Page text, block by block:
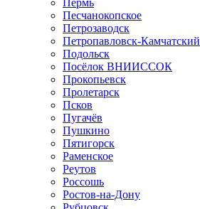
Пермь
Песчанокопское
Петрозаводск
Петропавловск-Камчатский
Подольск
Посёлок ВНИИССОК
Прокопьевск
Пролетарск
Псков
Пугачёв
Пушкино
Пятигорск
Раменское
Реутов
Россошь
Ростов-на-Дону